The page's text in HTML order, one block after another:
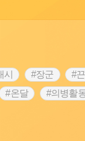
시 #장군 #끈
#온달 #의병활